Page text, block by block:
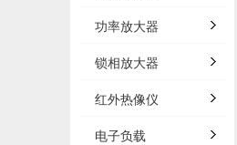
功率放大器
锁相放大器
红外热像仪
电子负载